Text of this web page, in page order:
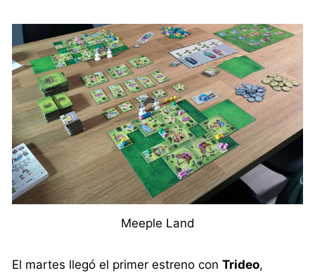
Meeple Land
El martes llegó el primer estreno conTrideo,